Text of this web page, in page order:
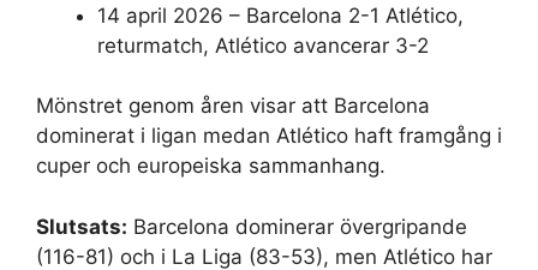
14 april 2026 – Barcelona 2-1 Atlético,
returmatch, Atlético avancerar 3-2
Mönstret genom åren visar att Barcelona
dominerat i ligan medan Atlético haft framgång i
cuper och europeiska sammanhang.
Slutsats: Barcelona dominerar övergripande
(116-81) och i La Liga (83-53), men Atlético har